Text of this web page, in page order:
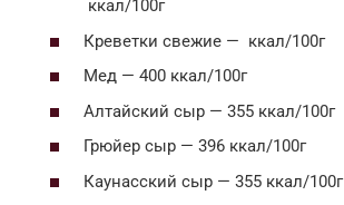
ккал/100г
Креветки свежие — ккал/100г
Мед — 400 ккал/100г
Алтайский сыр — 355 ккал/100г
Грюйер сыр — 396 ккал/100г
Каунасский сыр — 355 ккал/100г